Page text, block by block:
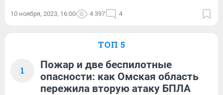
10 ноября, 2023, 16:00 4 397 4
ТОП 5
1
Пожар и две беспилотные
опасности: как Омская область
пережила вторую атаку БПЛА